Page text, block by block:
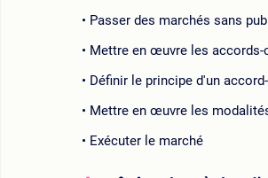
Passer des marchés sans
Mettre en œuvre les
Définir le principe d'un
Mettre en œuvre les
Exécuter le marché